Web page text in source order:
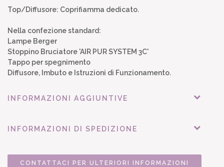
Top/Diffusore: Coprifiamma dedicato.
Nella confezione standard:
Lampe Berger
Stoppino Bruciatore 'AIR PUR SYSTEM 3C'
Tappo per spegnimento
Diffusore, Imbuto e Istruzioni di Funzionamento.
INFORMAZIONI AGGIUNTIVE
INFORMAZIONI DI SPEDIZIONE
CONTATTACI PER ULTERIORI INFORMAZIONI